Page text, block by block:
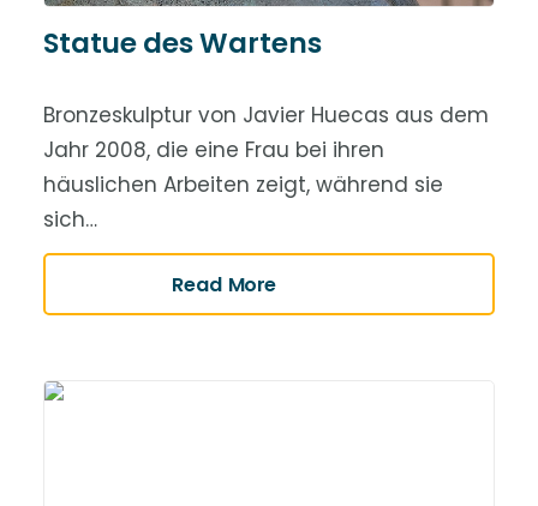
Statue des Wartens
Bronzeskulptur von Javier Huecas aus dem
Jahr 2008, die eine Frau bei ihren
häuslichen Arbeiten zeigt, während sie
sich…
Read More